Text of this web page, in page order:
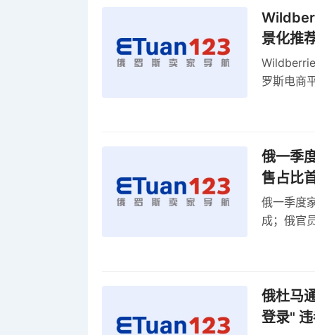
景化推
罗斯电商
俄一季
售占比
俄一季度
成；俄官
俄杜马
登录"